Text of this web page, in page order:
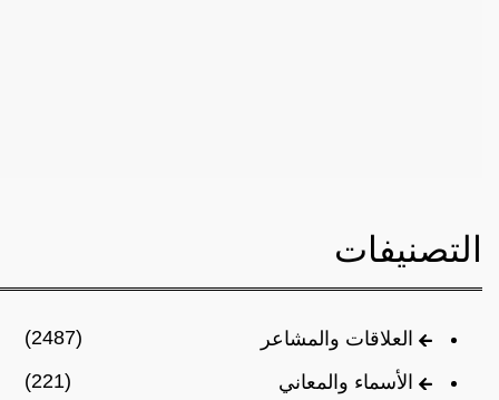
التصنيفات
العلاقات والمشاعر
(2487)
الأسماء والمعاني
(221)